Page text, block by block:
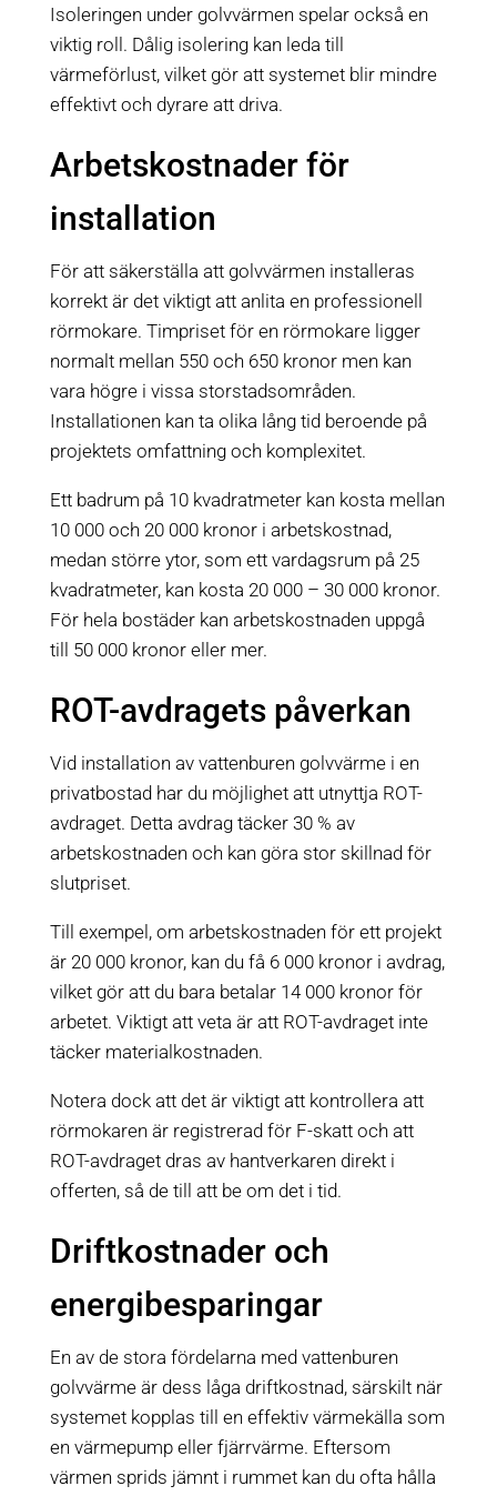
Isoleringen under golvvärmen spelar också en
viktig roll. Dålig isolering kan leda till
värmeförlust, vilket gör att systemet blir mindre
effektivt och dyrare att driva.
Arbetskostnader för
installation
För att säkerställa att golvvärmen installeras
korrekt är det viktigt att anlita en professionell
rörmokare. Timpriset för en rörmokare ligger
normalt mellan 550 och 650 kronor men kan
vara högre i vissa storstadsområden.
Installationen kan ta olika lång tid beroende på
projektets omfattning och komplexitet.
Ett badrum på 10 kvadratmeter kan kosta mellan
10 000 och 20 000 kronor i arbetskostnad,
medan större ytor, som ett vardagsrum på 25
kvadratmeter, kan kosta 20 000 – 30 000 kronor.
För hela bostäder kan arbetskostnaden uppgå
till 50 000 kronor eller mer.
ROT-avdragets påverkan
Vid installation av vattenburen golvvärme i en
privatbostad har du möjlighet att utnyttja ROT-
avdraget. Detta avdrag täcker 30 % av
arbetskostnaden och kan göra stor skillnad för
slutpriset.
Till exempel, om arbetskostnaden för ett projekt
är 20 000 kronor, kan du få 6 000 kronor i avdrag,
vilket gör att du bara betalar 14 000 kronor för
arbetet. Viktigt att veta är att ROT-avdraget inte
täcker materialkostnaden.
Notera dock att det är viktigt att kontrollera att
rörmokaren är registrerad för F-skatt och att
ROT-avdraget dras av hantverkaren direkt i
offerten, så de till att be om det i tid.
Driftkostnader och
energibesparingar
En av de stora fördelarna med vattenburen
golvvärme är dess låga driftkostnad, särskilt när
systemet kopplas till en effektiv värmekälla som
en värmepump eller fjärrvärme. Eftersom
värmen sprids jämnt i rummet kan du ofta hålla